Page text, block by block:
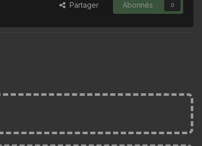
Partager Abonnés 0